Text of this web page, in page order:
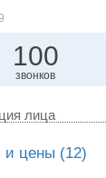
100
звонков
лица
и цены (12)